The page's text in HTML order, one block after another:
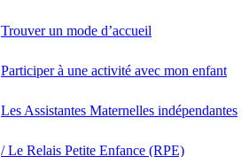
Trouver un mode d’accueil
Participer à une activité avec mon enfant
Les Assistantes Maternelles indépendantes
/ Le Relais Petite Enfance (RPE)